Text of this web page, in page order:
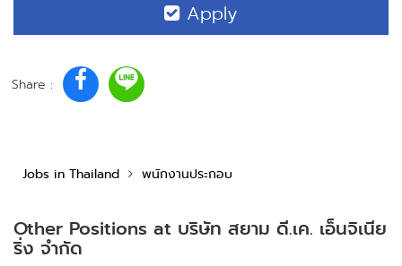
Apply
Share :
Jobs in Thailand พนักงานประกอบ
Other Positions at บริษัท สยาม ดี.เค. เอ็นจิเนีย
ริ่ง จำกัด